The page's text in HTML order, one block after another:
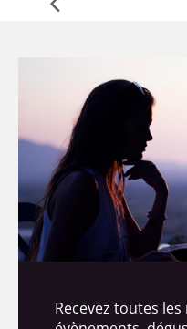
Recevez toutes